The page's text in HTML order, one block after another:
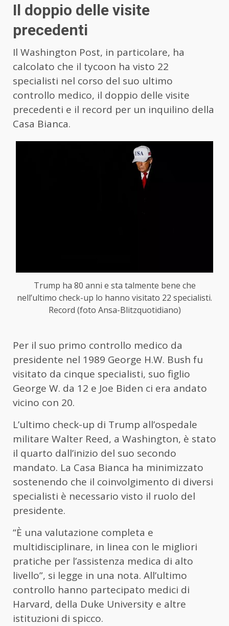
Il doppio delle visite
precedenti
Il Washington Post, in particolare, ha
calcolato che il tycoon ha visto 22
specialisti nel corso del suo ultimo
controllo medico, il doppio delle visite
precedenti e il record per un inquilino della
Casa Bianca.
Trump ha 80 anni e sta talmente bene che
nell’ultimo check-up lo hanno visitato 22 specialisti.
Record (foto Ansa-Blitzquotidiano)
Per il suo primo controllo medico da
presidente nel 1989 George H.W. Bush fu
visitato da cinque specialisti, suo figlio
George W. da 12 e Joe Biden ci era andato
vicino con 20.
L’ultimo check-up di Trump all’ospedale
militare Walter Reed, a Washington, è stato
il quarto dall’inizio del suo secondo
mandato. La Casa Bianca ha minimizzato
sostenendo che il coinvolgimento di diversi
specialisti è necessario visto il ruolo del
presidente.
“È una valutazione completa e
multidisciplinare, in linea con le migliori
pratiche per l’assistenza medica di alto
livello”, si legge in una nota. All’ultimo
controllo hanno partecipato medici di
Harvard, della Duke University e altre
istituzioni di spicco.